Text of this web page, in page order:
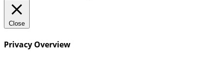
Close
Privacy Overview